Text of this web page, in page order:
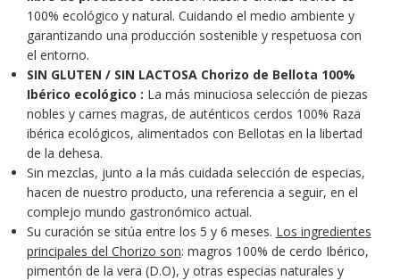
100% ecológico y natural. Cuidando el medio ambiente y
garantizando una producción sostenible y respetuosa con
el entorno.
SIN GLUTEN / SIN LACTOSA Chorizo de Bellota 100%
Ibérico ecológico : La más minuciosa selección de piezas
nobles y carnes magras, de auténticos cerdos 100% Raza
ibérica ecológicos, alimentados con Bellotas en la libertad
de la dehesa.
Sin mezclas, junto a la más cuidada selección de especias,
hacen de nuestro producto, una referencia a seguir, en el
complejo mundo gastronómico actual.
Su curación se sitúa entre los 5 y 6 meses. Los ingredientes
principales del Chorizo son: magros 100% de cerdo Ibérico,
pimentón de la vera (D.O), y otras especias naturales y